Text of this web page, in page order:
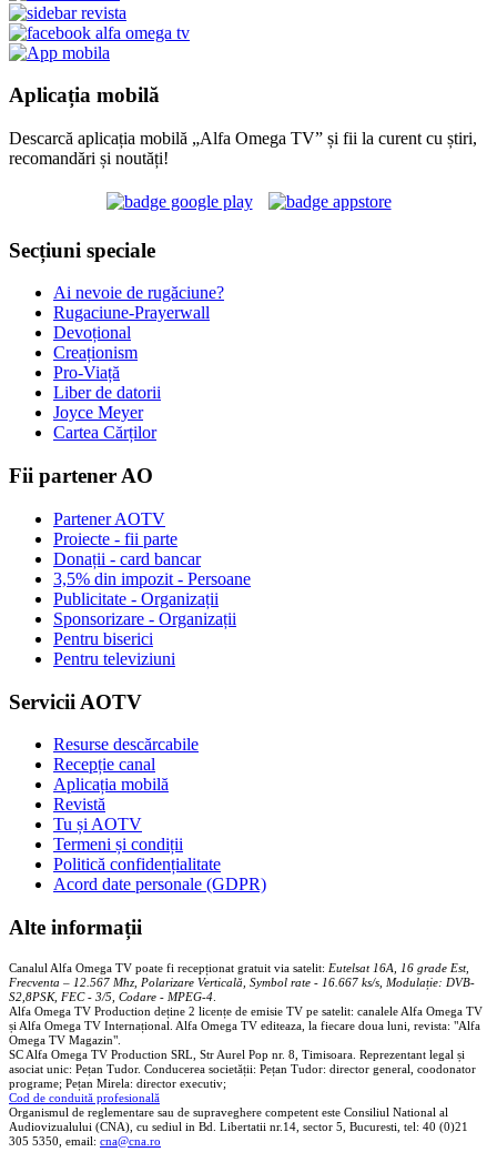
Aplicația mobilă
Descarcă aplicația mobilă „Alfa Omega TV” și fii la curent cu știri,
recomandări și noutăți!
Secțiuni speciale
Ai nevoie de rugăciune?
Rugaciune-Prayerwall
Devoțional
Creaționism
Pro-Viață
Liber de datorii
Joyce Meyer
Cartea Cărților
Fii partener AO
Partener AOTV
Proiecte - fii parte
Donații - card bancar
3,5% din impozit - Persoane
Publicitate - Organizații
Sponsorizare - Organizații
Pentru biserici
Pentru televiziuni
Servicii AOTV
Resurse descărcabile
Recepție canal
Aplicația mobilă
Revistă
Tu și AOTV
Termeni și condiții
Politică confidențialitate
Acord date personale (GDPR)
Alte informații
Canalul Alfa Omega TV poate fi recepționat gratuit via satelit: Eutelsat 16A, 16 grade Est,
Frecventa – 12.567 Mhz, Polarizare Verticală, Symbol rate - 16.667 ks/s, Modulație: DVB-
S2,8PSK, FEC - 3/5, Codare - MPEG-4
Alfa Omega TV Production deține 2 licențe de emisie TV pe satelit: canalele Alfa Omega TV
și Alfa Omega TV Internațional. Alfa Omega TV editeaza, la fiecare doua luni, revista: "Alfa
Omega TV Magazin".
SC Alfa Omega TV Production SRL, Str Aurel Pop nr. 8, Timisoara. Reprezentant legal și
asociat unic: Pețan Tudor. Conducerea societății: Pețan Tudor: director general, coodonator
programe; Pețan Mirela: director executiv;
Cod de conduită profesională
Organismul de reglementare sau de supraveghere competent este Consiliul National al
Audiovizualului (CNA), cu sediul in Bd. Libertatii nr.14, sector 5, Bucuresti, tel: 40 (0)21
305 5350, email: cna@cna.ro